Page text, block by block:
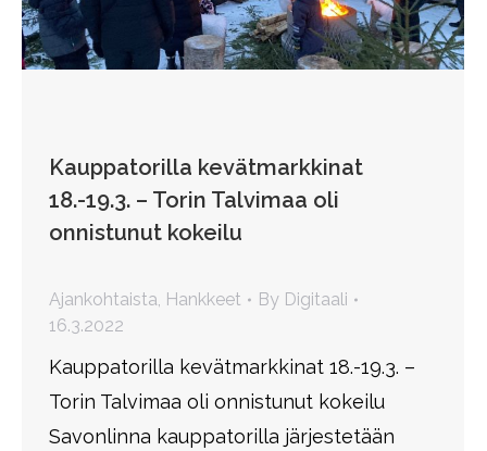
Kauppatorilla kevätmarkkinat
18.-19.3. – Torin Talvimaa oli
onnistunut kokeilu
Ajankohtaista, Hankkeet By Digitaali
16.3.2022
Kauppatorilla kevätmarkkinat 18.-19.3. –
Torin Talvimaa oli onnistunut kokeilu
Savonlinna kauppatorilla järjestetään